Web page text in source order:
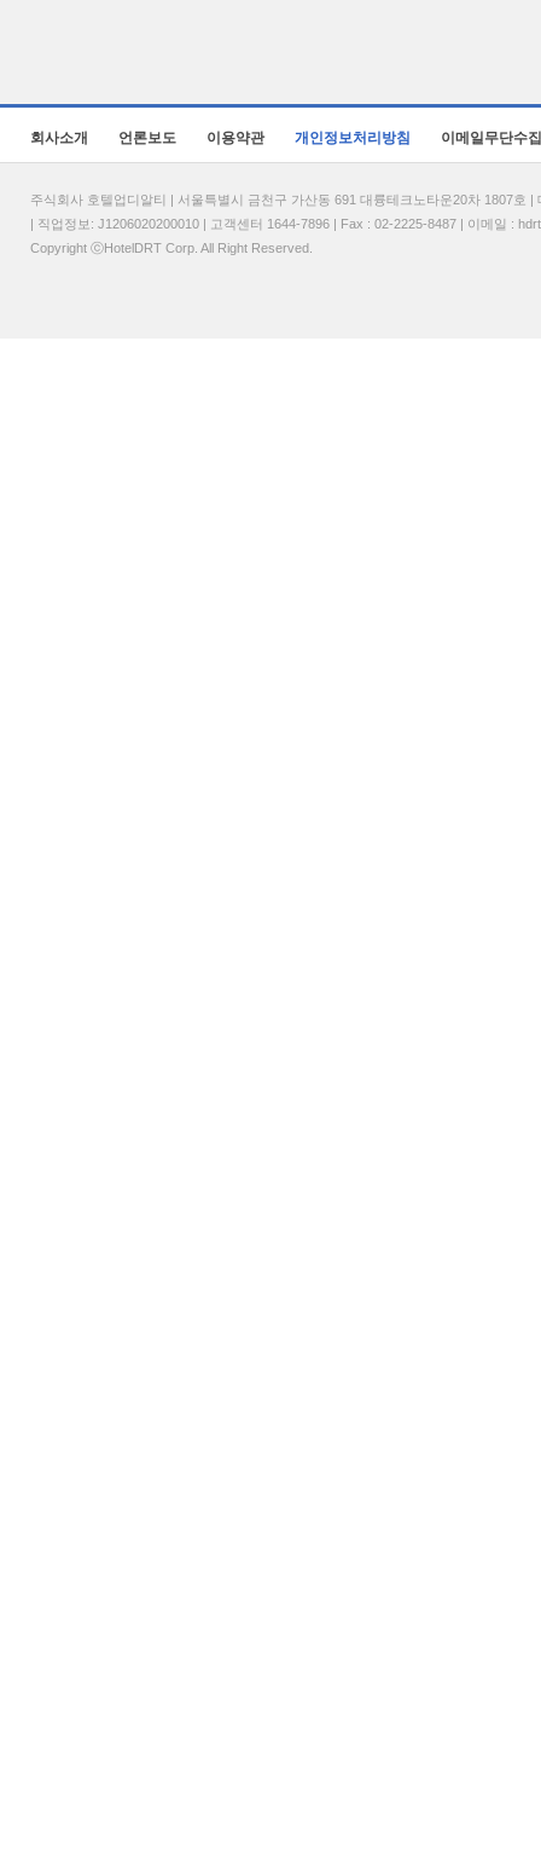
회사소개 언론보도 이용약관 개인정보처리방침 이메일무단수
주식회사 호텔업디알티 | 서울특별시 금천구 가산동 691 대륭테크노타운20차 1807
| 직업정보: J1206020200010 | 고객센터 1644-7896 | Fax : 02-2225-8487 | 이메일 :
Copyright ⓒHotelDRT Corp. All Right Reserved.